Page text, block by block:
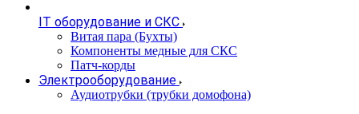
IT оборудование и СКС
Витая пара (Бухты)
Компоненты медные для СКС
Патч-корды
Электрооборудование
Аудиотрубки (трубки домофона)